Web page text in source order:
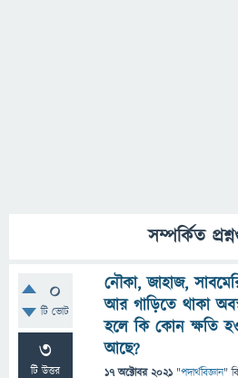
সম্পর্কিত
0
টি ভোট
3
টি উত্তর
নৌকা, জাহাজ,
আর গাড়িতে থাকা
হলে কি কোন ক্ষতি
আছে?
17 অক্টোবর 2021 "পদার্থবিজ্ঞান"